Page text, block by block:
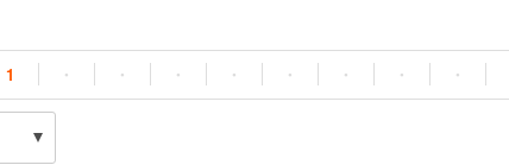
1 ・ ・ ・ ・ ・ ・ ・ ・